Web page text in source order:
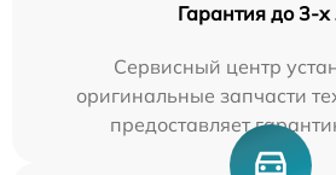
Гарантия до 3-х
Сервисный центр
оригинальные запчасти
предоставляет